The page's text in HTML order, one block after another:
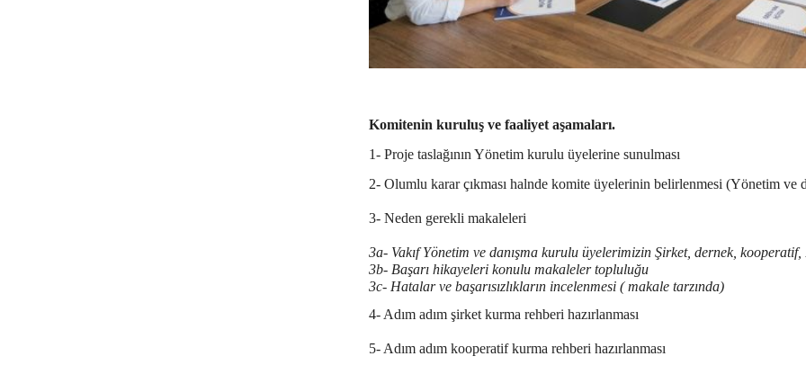
Komitenin kuruluş ve faaliyet aşamaları.
1- Proje taslağının Yönetim kurulu üyelerine sunulması
2- Olumlu karar çıkması halnde komite üyelerinin belirlenmesi (Yönetim ve
3- Neden gerekli makaleleri
3a- Vakıf Yönetim ve danışma kurulu üyelerimizin Şirket, dernek,
3b- Başarı hikayeleri konulu makaleler topluluğu
3c- Hatalar ve başarısızlıkların incelenmesi ( makale tarzında)
4- Adım adım şirket kurma rehberi hazırlanması
5- Adım adım kooperatif kurma rehberi hazırlanması